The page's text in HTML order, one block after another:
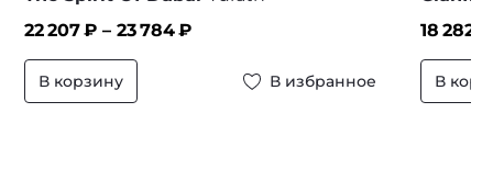
22 207₽ – 23 784₽
В корзину В избранное
18 282
В